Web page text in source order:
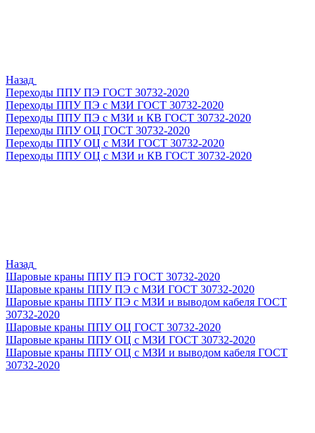
Назад
Переходы ППУ ПЭ ГОСТ 30732-2020
Переходы ППУ ПЭ с МЗИ ГОСТ 30732-2020
Переходы ППУ ПЭ с МЗИ и КВ ГОСТ 30732-2020
Переходы ППУ ОЦ ГОСТ 30732-2020
Переходы ППУ ОЦ с МЗИ ГОСТ 30732-2020
Переходы ППУ ОЦ с МЗИ и КВ ГОСТ 30732-2020
Назад
Шаровые краны ППУ ПЭ ГОСТ 30732-2020
Шаровые краны ППУ ПЭ с МЗИ ГОСТ 30732-2020
Шаровые краны ППУ ПЭ с МЗИ и выводом кабеля ГОСТ
30732-2020
Шаровые краны ППУ ОЦ ГОСТ 30732-2020
Шаровые краны ППУ ОЦ с МЗИ ГОСТ 30732-2020
Шаровые краны ППУ ОЦ с МЗИ и выводом кабеля ГОСТ
30732-2020